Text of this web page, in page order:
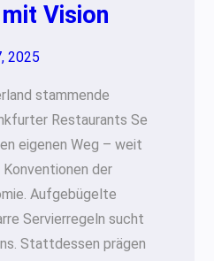
Vision
2025
stammende
Restaurants Se
eigenen Weg – weit
der
Aufgebügelte
Servierregeln sucht
Stattdessen prägen